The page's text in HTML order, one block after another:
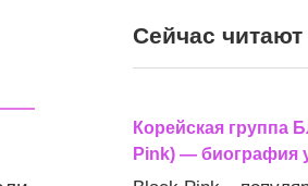
Сейчас читают
Корейская группа
Pink) — биография